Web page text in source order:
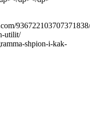
utilit/
shpion-i-kak-